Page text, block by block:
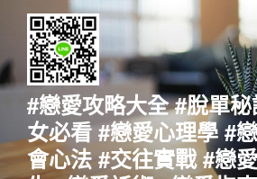
要
#戀愛攻略大全 #脫單
女必看 #戀愛心理學 #
會心法 #交往實戰 #戀